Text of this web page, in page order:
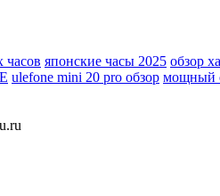
часов японские часы 2025 обзор
ulefone mini 20 pro обзор мощный